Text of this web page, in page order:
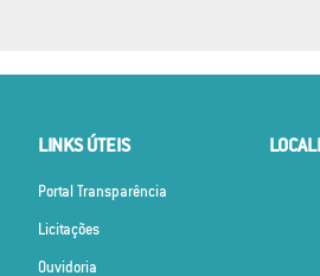
LINKS ÚTEIS
Portal Transparência
Licitações
Ouvidoria